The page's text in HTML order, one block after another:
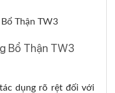
Bổ Thận TW3
dụng rõ rệt đối với